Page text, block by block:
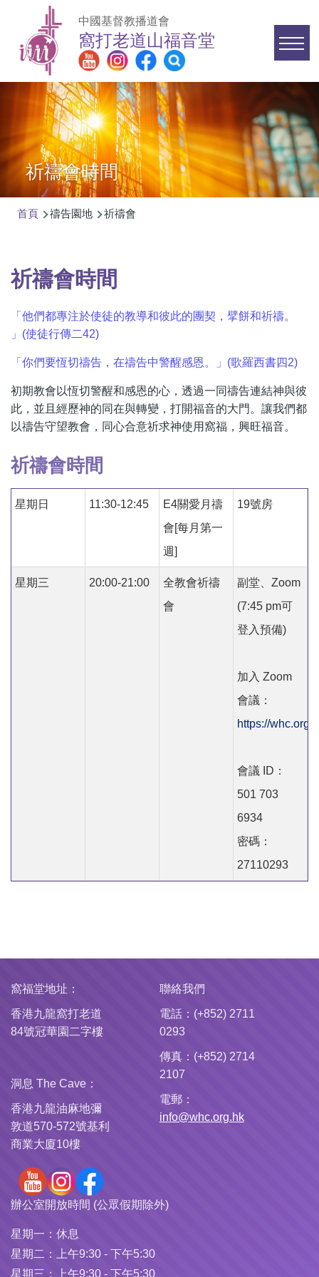
移至主內容
中國基督教播道會
窩打老道山福音堂
Main
navigation
祈禱會時間
連
首頁 禱告園地 祈禱會
祈禱會時間
「 他們都專注於使徒的教導和彼此的團契，擘餅和祈禱。
」(使徒行傳二42)
「 你們要恆切禱告，在禱告中警醒感恩。 」(歌羅西書四2)
初期教會以恆切警醒和感恩的心，透過一同禱告連結神與彼
此，並且經歷神的同在與轉變，打開福音的大門。讓我們都
以禱告守望教會，同心合意祈求神使用窩福，興旺福音。
祈禱會時間
星期日 11:30-12:45
E4關愛月禱
會[每月第一
週]
19號房
星期三 20:00-21:00
全教會祈禱
會
副堂、Zoom
(7:45 pm可
登入預備)
加入 Zoom
會議：
https://
會議 ID：
501 703
6934
密碼：
27110293
窩福堂地址：
香港九龍窩打老道
84號冠華園二字樓
洞息 The Cave：
香港九龍油麻地彌
敦道570-572號基利
商業大廈10樓
聯絡我們
電話：(+852) 2711
0293
傳真：(+852) 2714
2107
電郵：
info@whc.org.hk
辦公室開放時間 (公眾假期除外)
星期一： 休息
星期二：
上午9:30 - 下午5:30
星期三：
上午9:30 - 下午5:30